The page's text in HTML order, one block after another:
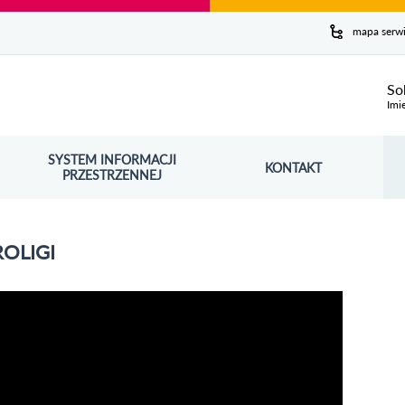
mapa
SYSTEM INFORMACJI
PRZESTRZENNEJ
OTWORZY SIĘ W NOWYM OKNIE KONTAKT